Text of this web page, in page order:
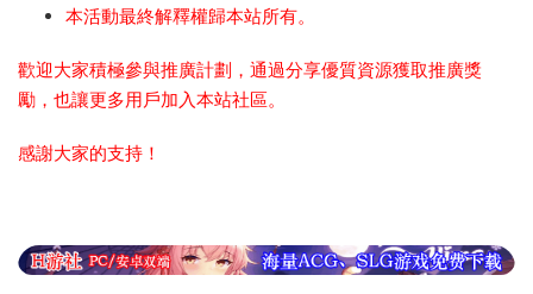
本活動最終解釋權歸本站所有。
歡迎大家積極參與推廣計劃，通過分享優質資源獲取推廣獎
勵，也讓更多用戶加入本站社區。
感謝大家的支持！